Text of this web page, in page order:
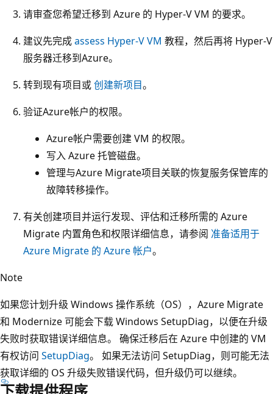
请审查您希望迁移到 Azure 的 Hyper-V VM 的要求。
建议先完成assess Hyper-V VM 教程，然后再将 Hyper-V
服务器迁移到Azure。
转到现有项目或创建新项目。
验证Azure帐户的权限。
Azure帐户需要创建 VM 的权限。
写入 Azure 托管磁盘。
管理与Azure Migrate项目关联的恢复服务保管库的
故障转移操作。
有关创建项目并运行发现、评估和迁移所需的 Azure
Migrate 内置角色和权限详细信息，请参阅 准备适用于
Azure Migrate 的 Azure 帐户。
Note
如果您计划升级 Windows 操作系统（OS），Azure Migrate
和 Modernize 可能会下载 Windows SetupDiag，以便在升级
失败时获取错误详细信息。 确保迁移后在 Azure 中创建的 VM
有权访问 SetupDiag。 如果无法访问 SetupDiag，则可能无法
获取详细的 OS 升级失败错误代码，但升级仍可以继续。